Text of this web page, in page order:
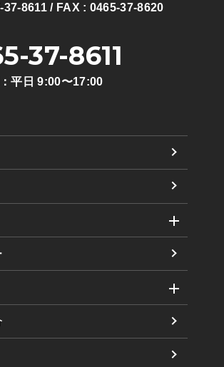
37-8611/ FAX : 0465-37-8620
37-8611
平日 9:00〜17:00
方針）
まるだい
業